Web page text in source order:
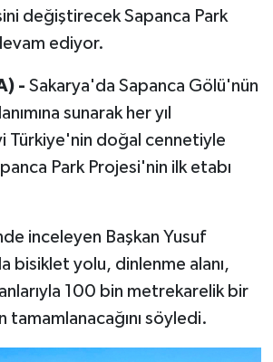
değiştirecek Sapanca Park
ediyor.
- Sakarya'da Sapanca Gölü'nün
sunarak her yıl
Türkiye'nin doğal cennetiyle
Park Projesi'nin ilk etabı
inceleyen Başkan Yusuf
bisiklet yolu, dinlenme alanı,
100 bin metrekarelik bir
tamamlanacağını söyledi.